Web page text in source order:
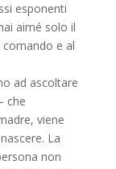
esponenti
aimé solo il
e al
ad ascoltare
che
viene
La
non